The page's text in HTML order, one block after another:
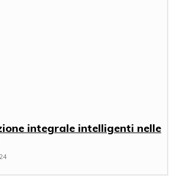
integrale intelligenti nelle